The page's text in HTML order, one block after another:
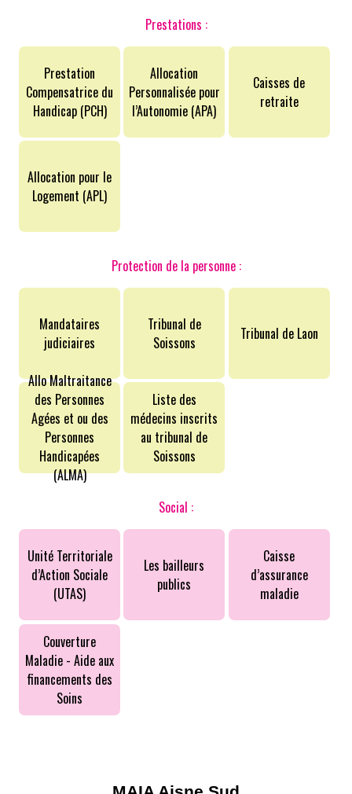
Prestations :
Prestation
Compensatrice du
Handicap (PCH)
Allocation
Personnalisée pour
l’Autonomie (APA)
Caisses de
retraite
Allocation pour le
Logement (APL)
Protection de la personne :
Mandataires
judiciaires
Tribunal de
Soissons
Tribunal de Laon
Allo Maltraitance
des Personnes
Agées et ou des
Personnes
Handicapées
(ALMA)
Liste des
médecins inscrits
au tribunal de
Soissons
Social :
Unité Territoriale
d’Action Sociale
(UTAS)
Les bailleurs
publics
Caisse
d’assurance
maladie
Couverture
Maladie - Aide aux
financements des
Soins